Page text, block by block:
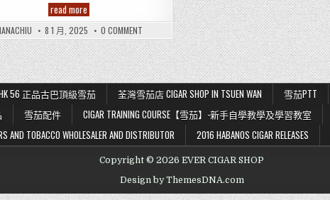
read moreHoyo
de
monterrey
雪
茄|Hoyo
de
Monterrey|Hoyo
de
Monterrey
Epicure
No
2,Hoyo
de
Monterrey
Epicure
No
1,Hoyo
monterrey
茄
8 1 月, 2025 0 COMMENT
HOYO
DE
MONTERREY
雪
茄|HOYO
DE
MONTERREY|HOYO
DE
EPICURE
NO
2,HOYO
DE
MONTERREY
EPICURE
NO
1,HOYO
DE
MONTERREY
56 正品古巴頂級雪茄 荃灣雪茄店 CIGAR SHOP IN TSUEN WAN 雪茄PTT
雪茄配件 CIGAR TRAINING COURSE【雪茄】-新手自學教學及學習教室
TOBACCO WHOLESALER AND DISTRIBUTOR
2016 HABANOS CIGAR RELEASES
Copyright © 2026 EVER CIGAR SHOP
Design by ThemesDNA.com